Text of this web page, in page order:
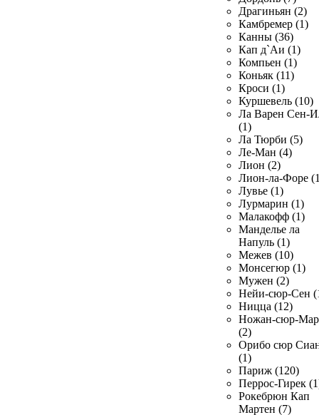
Драгиньян (2)
Камбремер (1)
Канны (36)
Кап д`Аи (1)
Компьен (1)
Коньяк (11)
Кроси (1)
Куршевель (10)
Ла Варен Сен-
(1)
Ла Тюрби (5)
Ле-Ман (4)
Лион (2)
Лион-ла-Форе
Лувье (1)
Лурмарин (1)
Малакофф (1)
Манделье ла
Напуль (1)
Межев (10)
Монсегюр (1)
Мужен (2)
Нейи-сюр-Сен
Ницца (12)
Ножан-сюр-
(2)
Орибо сюр
(1)
Париж (120)
Перрос-Гирек
Рокебрюн Кап
Мартен (7)